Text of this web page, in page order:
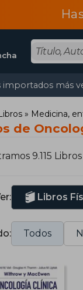
importados más
Medicina,
de
9.115 Libros
Libros
Todos